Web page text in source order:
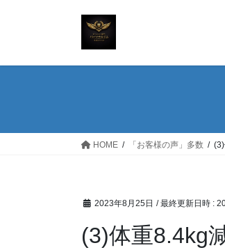
HOME 「お客様の声」多数
2023年8月25日 / 最終更新日時 :
(3)体重8.4kg